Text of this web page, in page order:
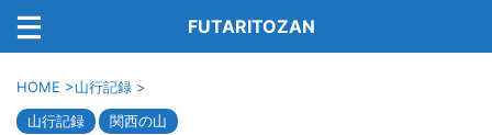
FUTARITOZAN
HOME >山行記録 >
山行記録
関西の山